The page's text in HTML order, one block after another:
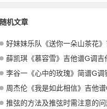
随机文章
好妹妹乐队《送你一朵山茶花
薛凯琪《慕容雪》吉他谱G调吉
李谷一《心中的玫瑰》简谱G调
周杰伦《我是如此相信》吉他
推弦的方法及推弦时需注意的